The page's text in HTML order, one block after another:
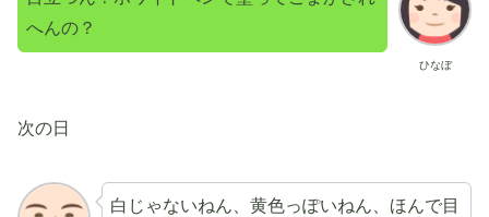
ひなぼ
へんの？
次の日
白じゃないねん、黄色っぽいねん、ほんで目